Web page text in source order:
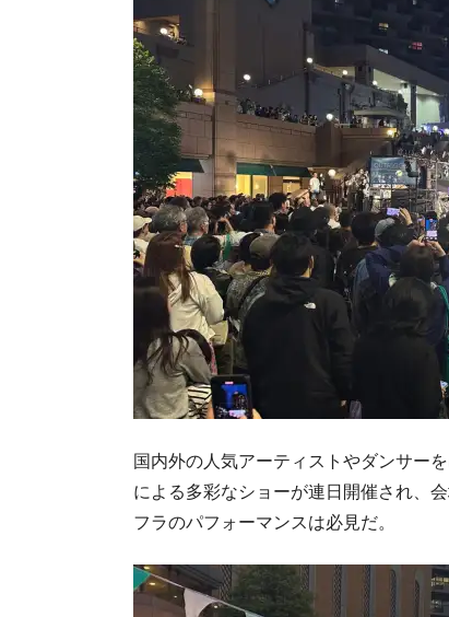
国内外の人気アーティストやダンサー
による多彩なショーが連日開催され、
フラのパフォーマンスは必見だ。